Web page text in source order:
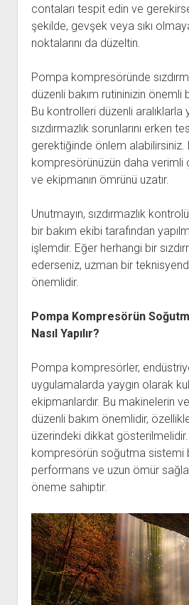
contaları tespit edin ve
şekilde, gevşek veya sıkı
noktalarını da düzeltin.
Pompa kompresöründe
düzenli bakım rutininizin önemli
Bu kontrolleri düzenli aralıklarla
sızdırmazlık sorunlarını erken
gerektiğinde önlem
kompresörünüzün daha verimli
ve ekipmanın ömrünü uzatır.
Unutmayın, sızdırmazlık
bir bakım ekibi tarafından
işlemdir. Eğer herhangi bir
ederseniz, uzman bir
önemlidir.
Pompa Kompresörün
Nasıl Yapılır?
Pompa kompresörler,
uygulamalarda yaygın olarak
ekipmanlardır. Bu makinelerin
düzenli bakım önemlidir,
üzerindeki dikkat
kompresörün soğutma sistemi
performans ve uzun ömür
öneme sahiptir.